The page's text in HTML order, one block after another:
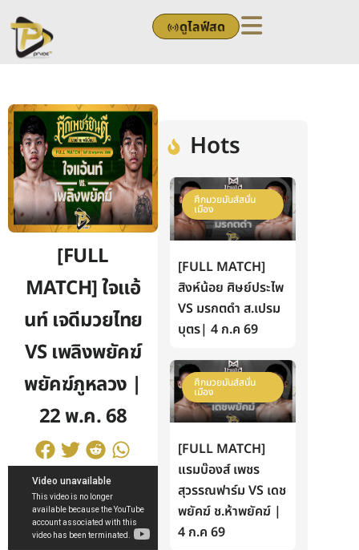
to
content
ดูไลฟ์สด
[FULL
MATCH] ใจแอ้
นท์ เจดีมวยไทย
VS เพลิงพยัคฆ์
พยัคฆ์ภูหลวง |
22 พ.ค. 68
Hots
ศึกมวยมันส์สนั่น
เมือง
[FULL MATCH]
สิงห์น้อย ศิษย์ประไพ
VS มรกตดำ ส.เปรม
บุตร| 4 ก.ค 69
ศึกมวยมันส์สนั่น
เมือง
[FULL MATCH]
แรมบ๊องส์ เพชร
สุวรรณฟาร์ม VS เดช
พยัคฆ์ ช.ห้าพยัคฆ์ |
4 ก.ค 69